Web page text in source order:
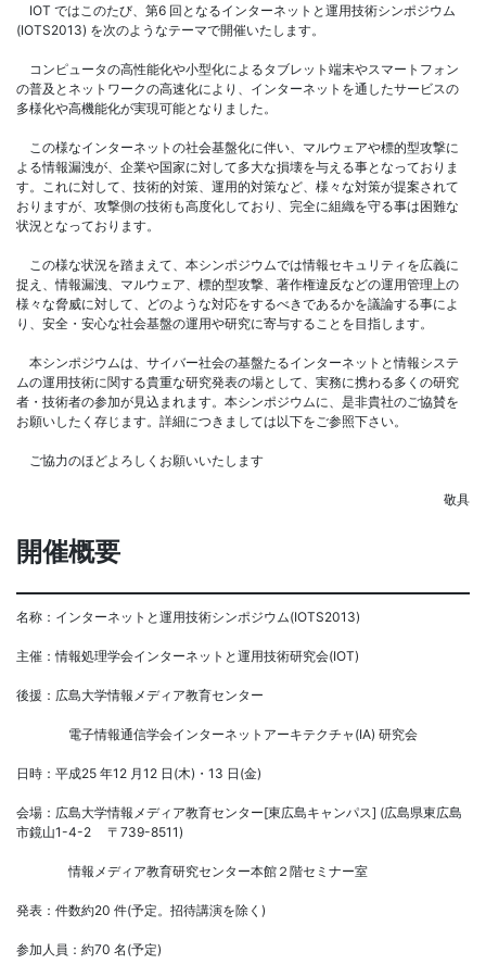
IOT ではこのたび、第6 回となるインターネットと運用技術シンポジウム
(IOTS2013) を次のようなテーマで開催いたします。
コンピュータの高性能化や小型化によるタブレット端末やスマートフォン
の普及とネットワークの高速化により、インターネットを通したサービスの
多様化や高機能化が実現可能となりました。
この様なインターネットの社会基盤化に伴い、マルウェアや標的型攻撃に
よる情報漏洩が、企業や国家に対して多大な損壊を与える事となっておりま
す。これに対して、技術的対策、運用的対策など、様々な対策が提案されて
おりますが、攻撃側の技術も高度化しており、完全に組織を守る事は困難な
状況となっております。
この様な状況を踏まえて、本シンポジウムでは情報セキュリティを広義に
捉え、情報漏洩、マルウェア、標的型攻撃、著作権違反などの運用管理上の
様々な脅威に対して、どのような対応をするべきであるかを議論する事によ
り、安全・安心な社会基盤の運用や研究に寄与することを目指します。
本シンポジウムは、サイバー社会の基盤たるインターネットと情報システ
ムの運用技術に関する貴重な研究発表の場として、実務に携わる多くの研究
者・技術者の参加が見込まれます。本シンポジウムに、是非貴社のご協賛を
お願いしたく存じます。詳細につきましては以下をご参照下さい。
ご協力のほどよろしくお願いいたします
敬具
開催概要
名称：インターネットと運用技術シンポジウム(IOTS2013)
主催：情報処理学会インターネットと運用技術研究会(IOT)
後援：広島大学情報メディア教育センター
電子情報通信学会インターネットアーキテクチャ(IA) 研究会
日時：平成25 年12 月12 日(木)・13 日(金)
会場：広島大学情報メディア教育センター[東広島キャンパス] (広島県東広島
市鏡山1-4-2 〒739-8511)
情報メディア教育研究センター本館２階セミナー室
発表：件数約20 件(予定。招待講演を除く)
参加人員：約70 名(予定)